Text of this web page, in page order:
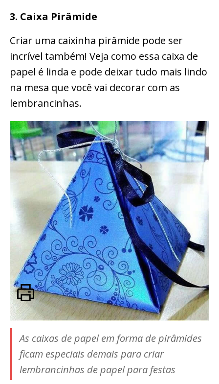
3. Caixa Pirâmide
Criar uma caixinha pirâmide pode ser
incrível também! Veja como essa caixa de
papel é linda e pode deixar tudo mais lindo
na mesa que você vai decorar com as
lembrancinhas.
As caixas de papel em forma de pirâmides
ficam especiais demais para criar
lembrancinhas de papel para festas